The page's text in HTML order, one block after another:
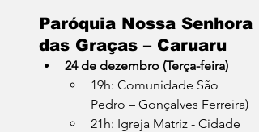
Paróquia Nossa Senhora
das Graças – Caruaru
24 de dezembro (Terça-feira)
19h: Comunidade São
Pedro – Gonçalves Ferreira)
21h: Igreja Matriz - Cidade